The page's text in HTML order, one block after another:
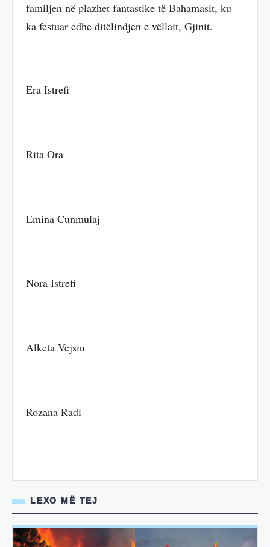
familjen në plazhet fantastike të Bahamasit, ku
ka festuar edhe ditëlindjen e vëllait, Gjinit.
Era Istrefi
Rita Ora
Emina Cunmulaj
Nora Istrefi
Alketa Vejsiu
Rozana Radi
LEXO MË TEJ